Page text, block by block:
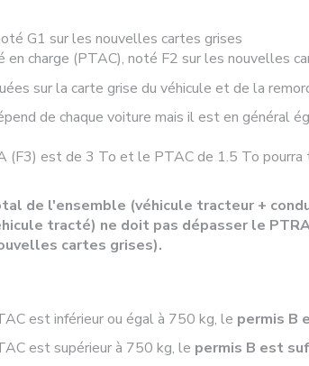
G1 sur les nouvelles cartes grises
charge (PTAC), noté F2 sur les nouvelles
sur la carte grise du véhicule et de la
de chaque voiture mais il est en général
(F3) est de 3 To et le PTAC de 1.5 To pourra
de l'ensemble (véhicule tracteur +
tracté) ne doit pas dépasser le
cartes grises).
est inférieur ou égal à 750 kg, le permis B
est supérieur à 750 kg, le permis B est